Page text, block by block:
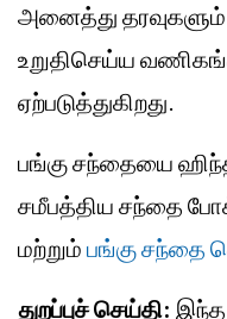
அனைத்து
உறுதிசெய்ய
ஏற்படுத்துகிறது.
பங்கு சந்தையை
சமீபத்திய சந்தை
மற்றும் பங்கு சந்தை
துறப்புச் செய்தி: இந்த